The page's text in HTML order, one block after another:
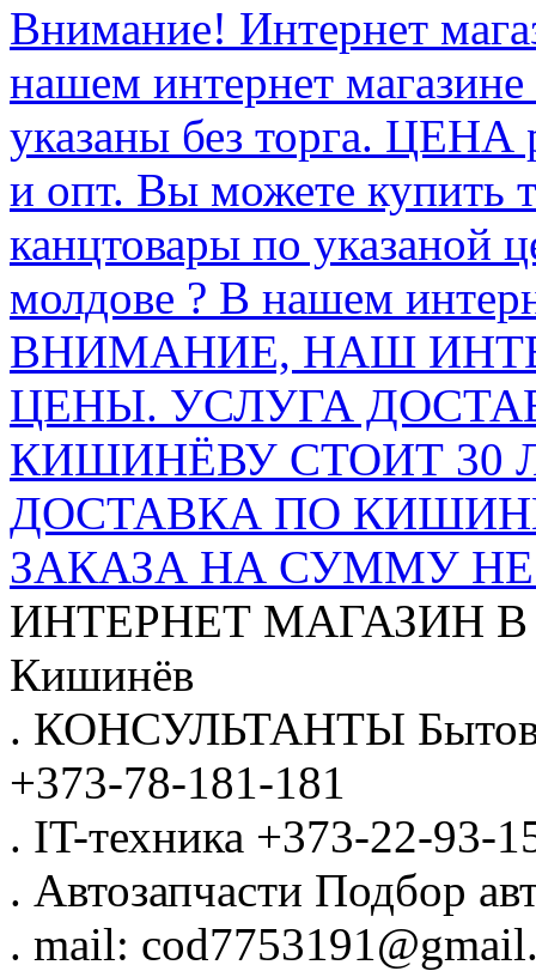
Внимание! Интернет
нашем интернет
указаны без торга.
и опт. Вы можете купить
канцтовары по указаной
молдове ? В нашем
ВНИМАНИЕ, НАШ
ЦЕНЫ. УСЛУГА
КИШИНЁВУ СТОИТ 30
ДОСТАВКА ПО
ЗАКАЗА НА СУММУ НЕ
ИНТЕРНЕТ МАГАЗИН
Кишинёв
. КОНСУЛЬТАНТЫ
+373-78-181-181
. IT-техника +373-22-93-
. Автозапчасти Подбор
. mail: